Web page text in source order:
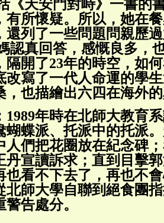
《天安門對峙》一書的
有所懷疑。所以，她在
還列了一些問題問親歷
認真回答，感慨良多，
隔開了23年的時空，如
改寫了一代人命運的學
，也描繪出六四在海外
1989年時在北師大教育
蝴蝶派、托派中的托派
人們把花圈放在紀念碑
丹宣讀訴求；直到目擊
也看不下去了，再也不
北師大學自聯到絕食團
告處分。